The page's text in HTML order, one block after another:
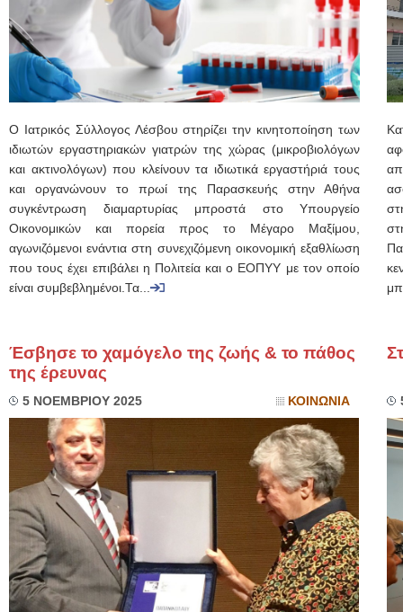
Ο Ιατρικός Σύλλογος Λέσβου στηρίζει την κινητοποίηση των
ιδιωτών εργαστηριακών γιατρών της χώρας (μικροβιολόγων
και ακτινολόγων) που κλείνουν τα ιδιωτικά εργαστήριά τους
και οργανώνουν το πρωί της Παρασκευής στην Αθήνα
συγκέντρωση διαμαρτυρίας μπροστά στο Υπουργείο
Οικονομικών και πορεία προς το Μέγαρο Μαξίμου,
αγωνιζόμενοι ενάντια στη συνεχιζόμενη οικονομική εξαθλίωση
που τους έχει επιβάλει η Πολιτεία και ο ΕΟΠΥΥ με τον οποίο
είναι συμβεβλημένοι.Τα...
Έσβησε το χαμόγελο της ζωής & το πάθος
της έρευνας
5 ΝΟΕΜΒΡΙΟΥ 2025 ΚΟΙΝΩΝΙΑ